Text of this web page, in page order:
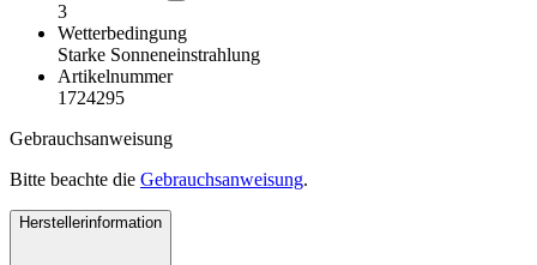
3
Wetterbedingung
Starke Sonneneinstrahlung
Artikelnummer
1724295
Gebrauchsanweisung
Bitte beachte die Gebrauchsanweisung.
Herstellerinformation